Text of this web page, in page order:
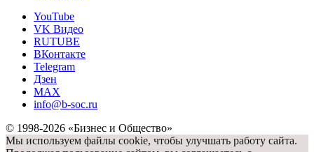
YouTube
VK Видео
RUTUBE
ВКонтакте
Telegram
Дзен
MAX
info@b-soc.ru
© 1998-2026 «Бизнес и Общество»
Мы используем файлы cookie, чтобы улучшать работу сайта.